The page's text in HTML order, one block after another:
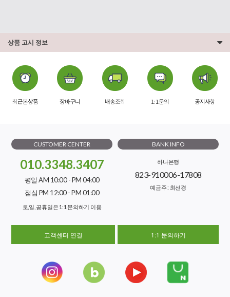
상품 고시 정보
최근본상품 장바구니 배송조회 1:1문의 공지사항
CUSTOMER CENTER
010.3348.3407
평일 AM 10:00 - PM 04:00
점심 PM 12:00 - PM 01:00
토,일, 공휴일은 1:1 문의하기 이용
BANK INFO
하나은행
823-910006-17808
예금주 : 최선경
고객센터 연결 1:1 문의하기